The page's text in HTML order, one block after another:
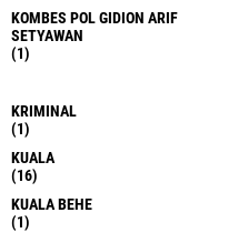
KOMBES POL GIDION ARIF
SETYAWAN
(1)
KRIMINAL
(1)
KUALA
(16)
KUALA BEHE
(1)